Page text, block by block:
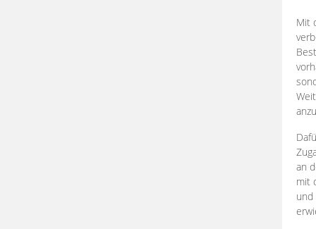
Mit
an
mit
und